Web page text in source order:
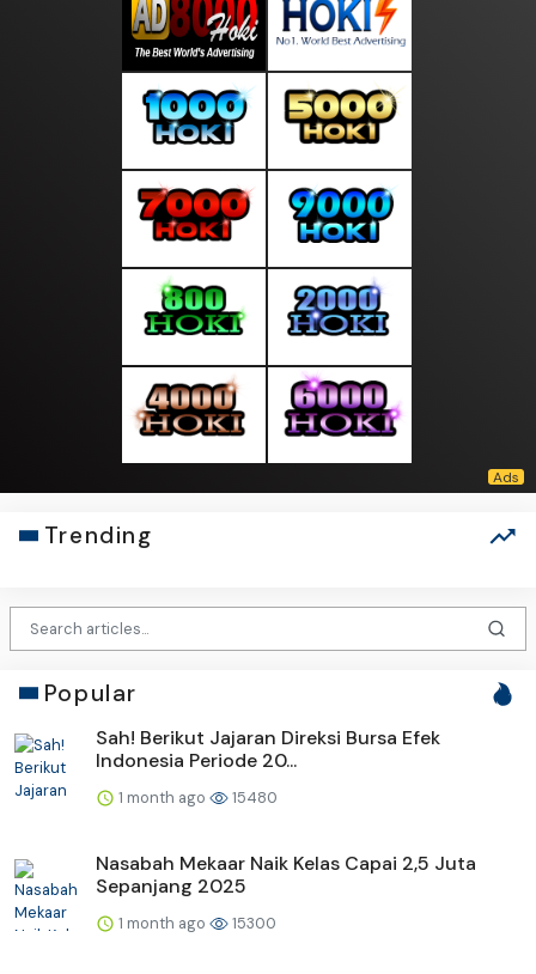
Trending
Popular
Sah! Berikut Jajaran Direksi Bursa Efek
Indonesia Periode 20...
1 month ago 15480
Nasabah Mekaar Naik Kelas Capai 2,5 Juta
Sepanjang 2025
1 month ago 15300